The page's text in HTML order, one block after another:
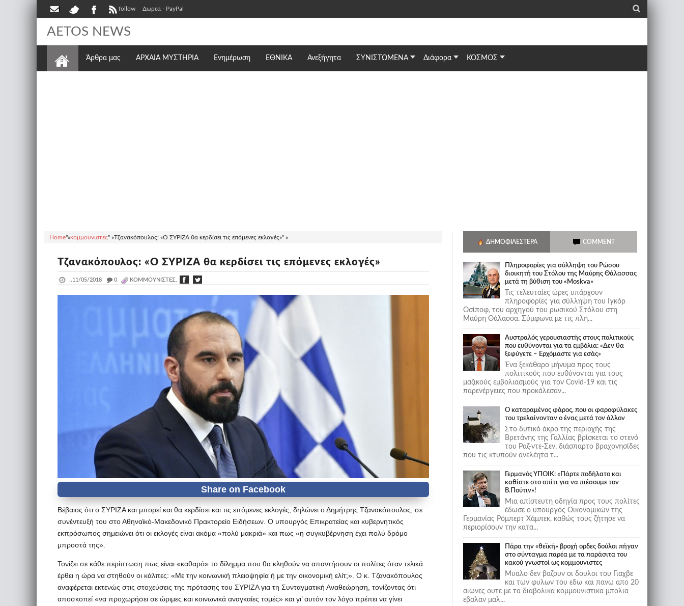
follow Δωρεά - PayPal _
AETOS NEWS
Άρθρα μας ΑΡΧΑΙΑ ΜΥΣΤΗΡΙΑ Ενημέρωση ΕΘΝΙΚΆ Ανεξήγητα ΣΥΝΙΣΤΩΜΕΝΑ Διάφορα ΚΟΣΜΟΣ
Home"»κομμουνιστές" »Τζανακόπουλος: «Ο ΣΥΡΙΖΑ θα κερδίσει τις επόμενες εκλογές»" »
Τζανακόπουλος: «Ο ΣΥΡΙΖΑ θα κερδίσει τις επόμενες εκλογές»
..11/05/2018 _ 0 ΚΟΜΜΟΥΝΙΣΤΈΣ,
Βέβαιος ότι ο ΣΥΡΙΖΑ και μπορεί και θα κερδίσει και τις επόμενες εκλογές, δηλώνει ο Δημήτρης Τζανακόπουλος, σε
συνέντευξή του στο Αθηναϊκό-Μακεδονικό Πρακτορείο Ειδήσεων. Ο υπουργός Επικρατείας και κυβερνητικός
εκπρόσωπος σημειώνει ότι οι εκλογές είναι ακόμα «πολύ μακριά» και πως «η συγκυβέρνηση έχει πολύ δρόμο
μπροστά της».
Τονίζει σε κάθε περίπτωση πως είναι «καθαρό» το δίλημμα που θα κληθούν να απαντήσουν οι πολίτες όταν τελικά
έρθει η ώρα να στηθούν οι κάλπες: «Με την κοινωνική πλειοψηφία ή με την οικονομική ελίτ;». Ο κ. Τζανακόπουλος
αναφέρεται εκτενώς στις στοχεύσεις της πρότασης του ΣΥΡΙΖΑ για τη Συνταγματική Αναθεώρηση, τονίζοντας ότι
αποσκοπεί «να προχωρήσει σε ώριμες και κοινωνικά αναγκαίες τομές» και γι’ αυτόν τον λόγο πρέπει να γίνει
ΔΗΜΟΦΙΛΈΣΤΕΡΑ COMMENT
Πληροφορίες για σύλληψη του Ρώσου
διοικητή του Στόλου της Mαύρης Θάλασσας
μετά τη βύθιση του «Moskva»
Τις τελευταίες ώρες υπάρχουν
πληροφορίες για σύλληψη του Ιγκόρ
Οσίποφ, του αρχηγού του ρωσικού Στόλου στη
Μαύρη Θάλασσα. Σύμφωνα με τις πλη...
Αυστραλός γερουσιαστής στους πολιτικούς
που ευθύνονται για τα εμβόλια: «Δεν θα
ξεφύγετε – Ερχόμαστε για εσάς»
Ένα ξεκάθαρο μήνυμα προς τους
πολιτικούς που ευθύνονται για τους
μαζικούς εμβολιασμούς για τον Covid-19 και τις
παρενέργειες που προκάλεσαν...
Ο καταραμένος φάρος, που οι φαροφύλακες
του τρελαίνονταν ο ένας μετά τον άλλον
Στο δυτικό άκρο της περιοχής της
Βρετάνης της Γαλλίας βρίσκεται το στενό
του Ραζ-ντε-Σεν, διάσπαρτο βραχονησίδες
που τις κτυπούν ανελέητα τ...
Γερμανός ΥΠΟΙΚ: «Πάρτε ποδήλατο και
καθίστε στο σπίτι για να πιέσουμε τον
Β.Πούτιν»!
Μια απίστευτη οδηγία προς τους πολίτες
έδωσε ο υπουργός Οικονομικών της
Γερμανίας Ρόμπερτ Χάμπεκ, καθώς τους ζήτησε να
περιορίσουν την κατα...
Πάρα την «θεϊκή» βροχή ορδες δούλοι πήγαν
στο σύνταγμα παρέα με τα παράσιτα του
κακού γνωστοί ως κομμουνιστες
Μυαλο δεν βαζουν οι δουλοι του Γιαχβε
και των φυλων του εδω και πανω απο 20
αιωνες ουτε με τα διαβολικα κομμουνιστικα μπολια
εβαλαν μαλ...